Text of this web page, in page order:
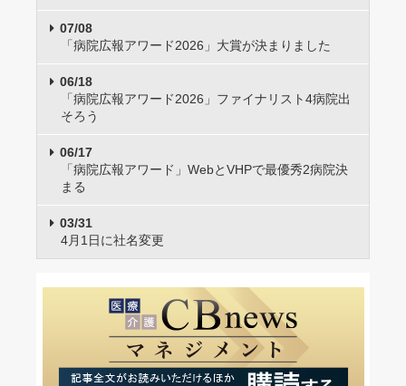
07/08
「病院広報アワード2026」大賞が決まりました
06/18
「病院広報アワード2026」ファイナリスト4病院出
そろう
06/17
「病院広報アワード」WebとVHPで最優秀2病院決
まる
03/31
4月1日に社名変更